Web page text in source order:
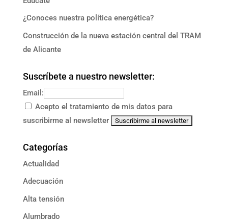
¿Conoces nuestra política energética?
Construcción de la nueva estación central del TRAM
de Alicante
Suscríbete a nuestro newsletter:
Email:
Acepto el tratamiento de mis datos para
suscribirme al newsletter
Categorías
Actualidad
Adecuación
Alta tensión
Alumbrado